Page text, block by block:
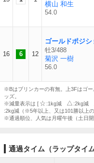
横山 和生
54.0
16 6 12
ゴールドポジシ
牡3/488
菊沢 一樹
56.0
※Bはブリンカーの有無。上3Fはゴ
ッズ。
※減量表示は [
:1kg減 :2kg減
:2kg減（※5年以上、又は101勝以上
※通過順位、人気は月曜午後（土日開
通過タイム（ラップタイム